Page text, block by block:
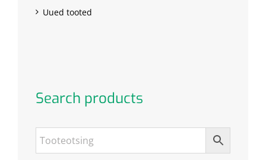
Uued tooted
Search products